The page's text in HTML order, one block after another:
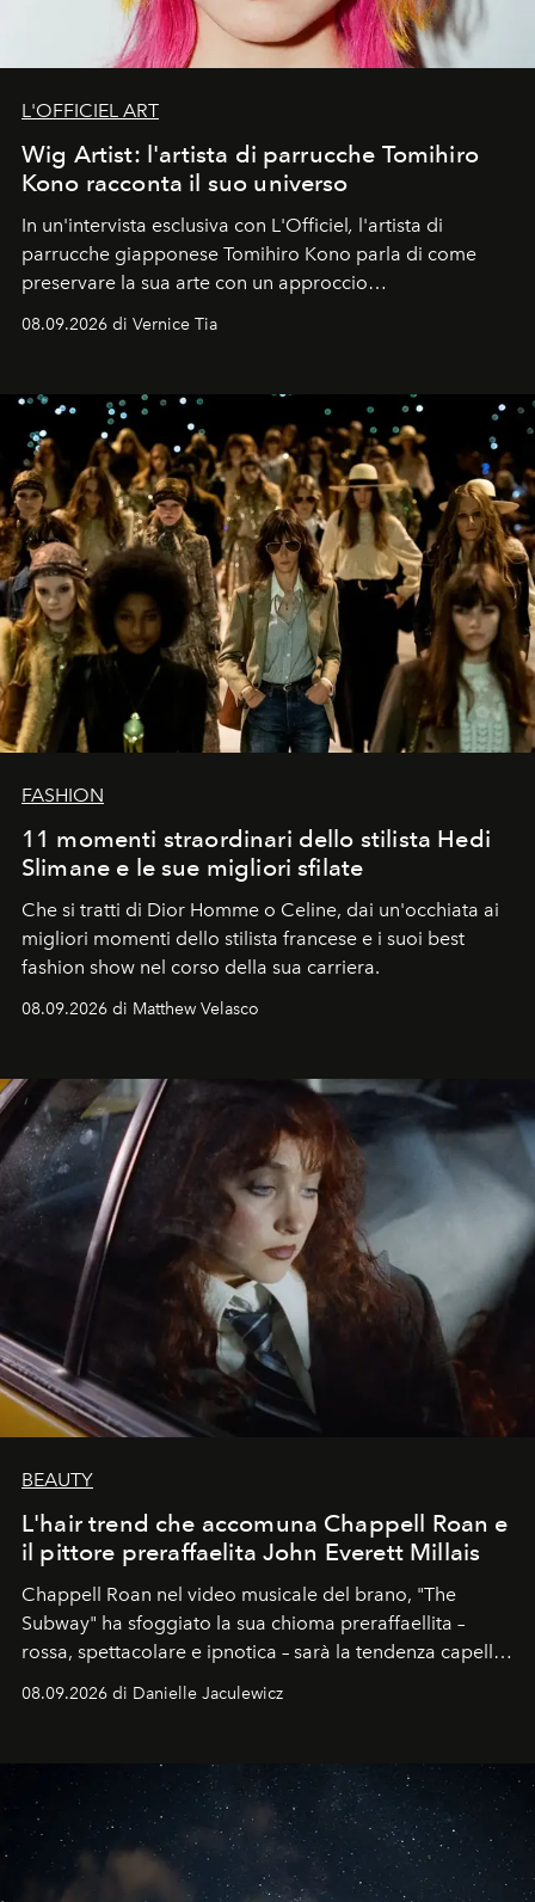
L'OFFICIEL ART
Wig Artist: l'artista di parrucche Tomihiro
Kono racconta il suo universo
In un'intervista esclusiva con L'Officiel, l'artista di
parrucche giapponese Tomihiro Kono parla di come
preservare la sua arte con un approccio
contemporaneo.
08.09.2026 di Vernice Tia
FASHION
11 momenti straordinari dello stilista Hedi
Slimane e le sue migliori sfilate
Che si tratti di Dior Homme o Celine, dai un'occhiata ai
migliori momenti dello stilista francese e i suoi best
fashion show nel corso della sua carriera.
08.09.2026 di Matthew Velasco
BEAUTY
L'hair trend che accomuna Chappell Roan e
il pittore preraffaelita John Everett Millais
Chappell Roan nel video musicale del brano, "The
Subway" ha sfoggiato la sua chioma preraffaellita –
rossa, spettacolare e ipnotica – sarà la tendenza capelli
dell'autunno?
08.09.2026 di Danielle Jaculewicz